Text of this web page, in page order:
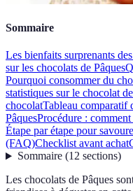
Sommaire
Les bienfaits surprenants
sur les chocolats de Pâques
Pourquoi consommer du
statistiques sur le chocolat
chocolatTableau comparatif
PâquesProcédure :
Étape par étape pour
(FAQ)Checklist avant achat
Sommaire(12 sections)
Les chocolats de Pâques